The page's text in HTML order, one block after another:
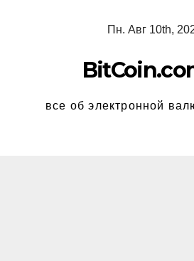
Пн. Авг 10th,
все об электронной